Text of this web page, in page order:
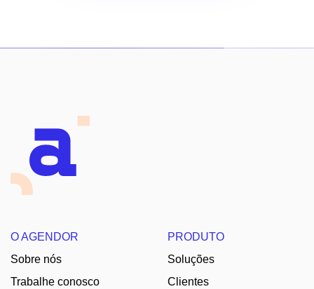
O AGENDOR
Sobre nós
Trabalhe conosco
PRODUTO
Soluções
Clientes